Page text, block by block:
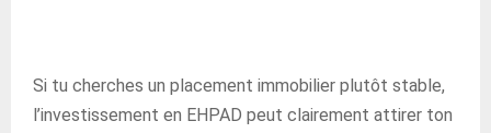
Si tu cherches un placement immobilier plutôt stable,
l’investissement en EHPAD peut clairement attirer ton